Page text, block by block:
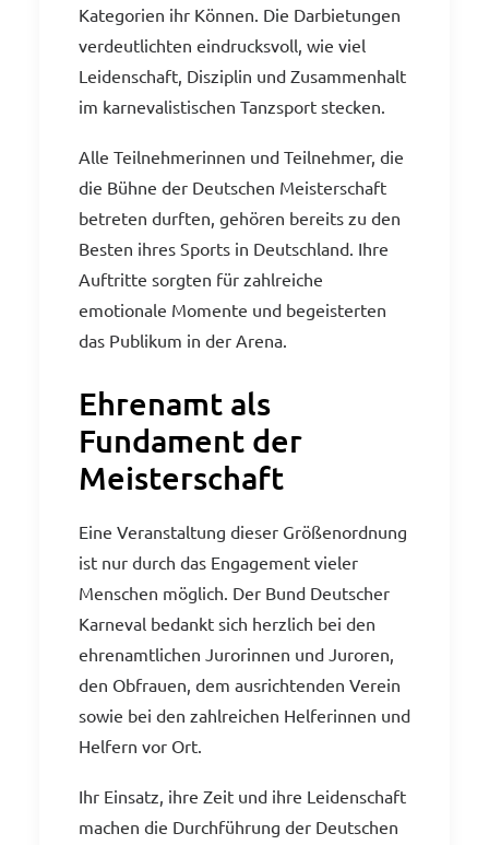
Kategorien ihr Können. Die Darbietungen
verdeutlichten eindrucksvoll, wie viel
Leidenschaft, Disziplin und Zusammenhalt
im karnevalistischen Tanzsport stecken.
Alle Teilnehmerinnen und Teilnehmer, die
die Bühne der Deutschen Meisterschaft
betreten durften, gehören bereits zu den
Besten ihres Sports in Deutschland. Ihre
Auftritte sorgten für zahlreiche
emotionale Momente und begeisterten
das Publikum in der Arena.
Ehrenamt als
Fundament der
Meisterschaft
Eine Veranstaltung dieser Größenordnung
ist nur durch das Engagement vieler
Menschen möglich. Der Bund Deutscher
Karneval bedankt sich herzlich bei den
ehrenamtlichen Jurorinnen und Juroren,
den Obfrauen, dem ausrichtenden Verein
sowie bei den zahlreichen Helferinnen und
Helfern vor Ort.
Ihr Einsatz, ihre Zeit und ihre Leidenschaft
machen die Durchführung der Deutschen